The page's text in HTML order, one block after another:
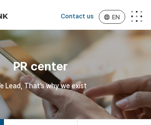
Contact us EN
PR center
Lead, That’s why we exist